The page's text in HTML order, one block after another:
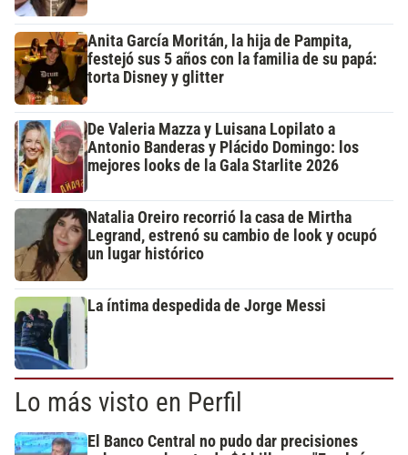
Anita García Moritán, la hija de Pampita,
festejó sus 5 años con la familia de su papá:
torta Disney y glitter
De Valeria Mazza y Luisana Lopilato a
Antonio Banderas y Plácido Domingo: los
mejores looks de la Gala Starlite 2026
Natalia Oreiro recorrió la casa de Mirtha
Legrand, estrenó su cambio de look y ocupó
un lugar histórico
La íntima despedida de Jorge Messi
Lo más visto en Perfil
El Banco Central no pudo dar precisiones